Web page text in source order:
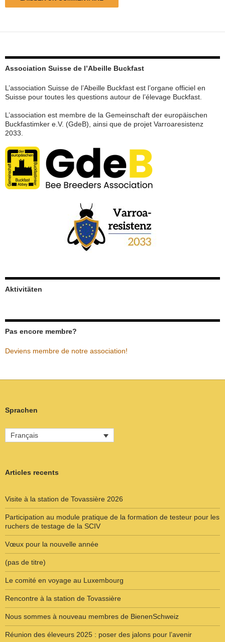
Association Suisse de l’Abeille Buckfast
L’association Suisse de l’Abeille Buckfast est l’organe officiel en
Suisse pour toutes les questions autour de l’élevage Buckfast.
L’association est membre de la Gemeinschaft der europäischen
Buckfastimker e.V. (GdeB), ainsi que de projet Varroaresistenz
2033.
Aktivitäten
Pas encore membre?
Deviens membre de notre association!
Sprachen
Français
Articles recents
Visite à la station de Tovassière 2026
Participation au module pratique de la formation de testeur pour les
ruchers de testage de la SCIV
Vœux pour la nouvelle année
(pas de titre)
Le comité en voyage au Luxembourg
Rencontre à la station de Tovassière
Nous sommes à nouveau membres de BienenSchweiz
Réunion des éleveurs 2025 : poser des jalons pour l’avenir